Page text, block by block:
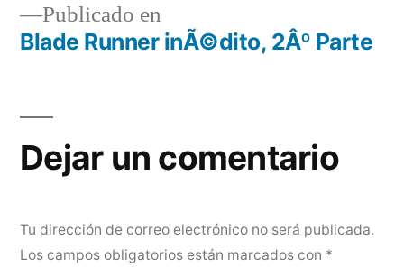
Navegación
entradas
Publicado en
Blade Runner inÃ©dito, 2Âº Parte
Dejar un comentario
Tu dirección de correo electrónico no será publicada.
Los campos obligatorios están marcados con *